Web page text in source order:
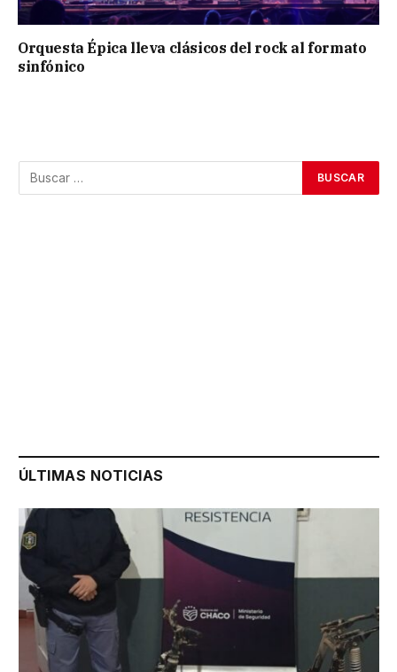
Orquesta Épica lleva clásicos del rock al formato
sinfónico
ÚLTIMAS NOTICIAS